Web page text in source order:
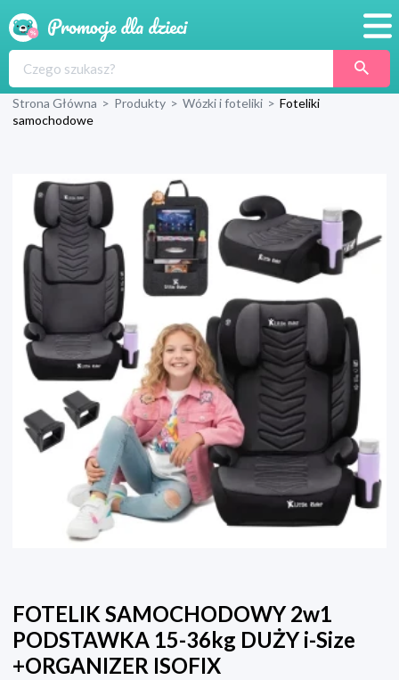
Produkty
Blog
Wyprawka
Strona Główna > Produkty > Wózki i foteliki > Foteliki
samochodowe
FOTELIK SAMOCHODOWY 2w1
PODSTAWKA 15-36kg DUŻY i-Size
+ORGANIZER ISOFIX